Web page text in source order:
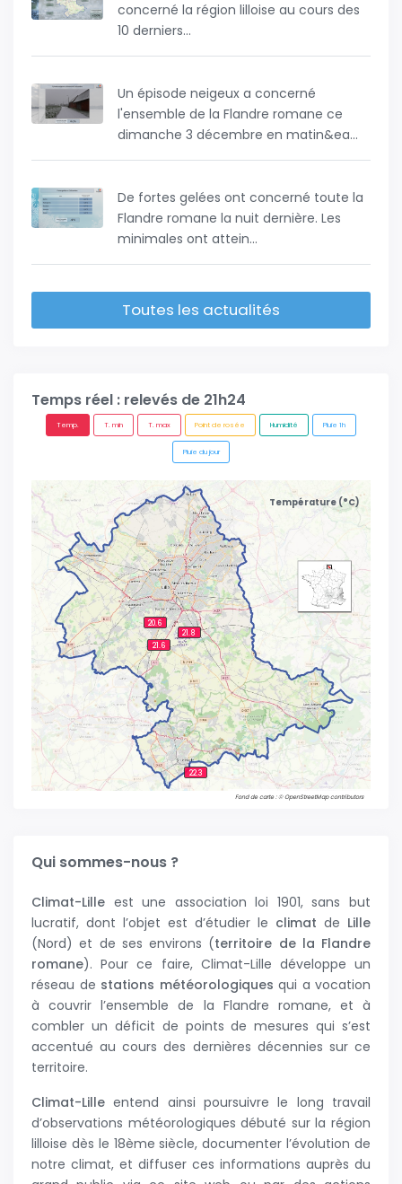
concerné la région lilloise au cours des
10 derniers...
Un épisode neigeux a concerné
l'ensemble de la Flandre romane ce
dimanche 3 décembre en matin&ea...
De fortes gelées ont concerné toute la
Flandre romane la nuit dernière. Les
minimales ont attein...
Toutes les actualités
Temps réel : relevés de 21h24
Temp. T. min T. max Point de rosée Humidité Pluie 1h
Pluie du jour
20.6
22.3
21.8
21.6
Température (°C)
Fond de carte : © OpenStreetMap contributors
Qui sommes-nous ?
Climat-Lille est une association loi 1901, sans but
lucratif, dont l’objet est d’étudier le climat de Lille
(Nord) et de ses environs (territoire de la Flandre
romane). Pour ce faire, Climat-Lille développe un
réseau de stations météorologiques qui a vocation
à couvrir l’ensemble de la Flandre romane, et à
combler un déficit de points de mesures qui s’est
accentué au cours des dernières décennies sur ce
territoire.
Climat-Lille entend ainsi poursuivre le long travail
d’observations météorologiques débuté sur la région
lilloise dès le 18ème siècle, documenter l’évolution de
notre climat, et diffuser ces informations auprès du